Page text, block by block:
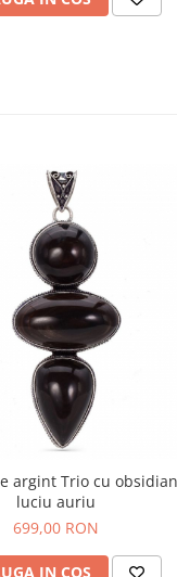
argint Trio cu
luciu auriu
699,00 RON
IN COS